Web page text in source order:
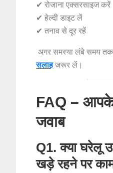
✔ रोजाना एक्सरसाइज करें
✔ हेल्दी डाइट लें
✔ तनाव से दूर रहें
अगर समस्या लंबे समय तक
सलाहजरूर लें।
FAQ –
जवाब
Q1. क्या घरेलू
खड़े रहने पर